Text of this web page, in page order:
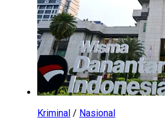
Kriminal / Nasional